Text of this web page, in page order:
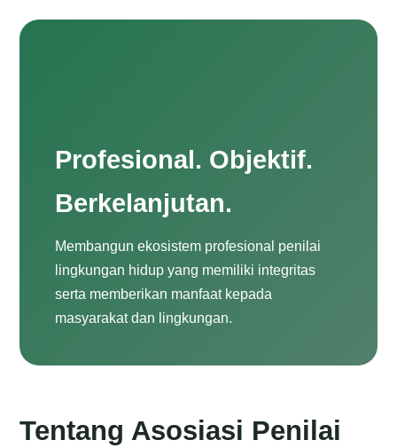
Profesional. Objektif.
Berkelanjutan.
Membangun ekosistem profesional penilai
lingkungan hidup yang memiliki integritas
serta memberikan manfaat kepada
masyarakat dan lingkungan.
Tentang Asosiasi Penilai